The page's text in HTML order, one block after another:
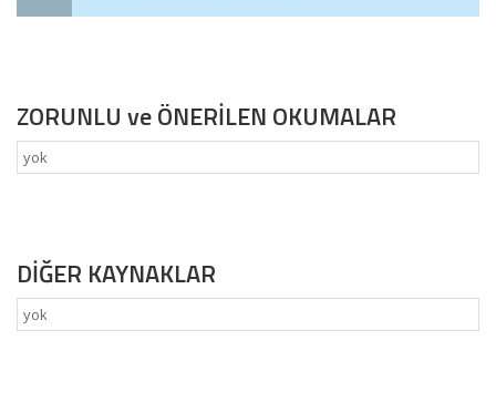
ZORUNLU ve ÖNERİLEN OKUMALAR
yok
DİĞER KAYNAKLAR
yok